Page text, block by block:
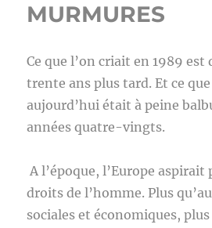
MURMURES
Ce que l’on criait en 1989
trente ans plus tard. Et ce
aujourd’hui était à peine
années quatre-vingts.
A l’époque, l’Europe
droits de l’homme. Plus
sociales et économiques,